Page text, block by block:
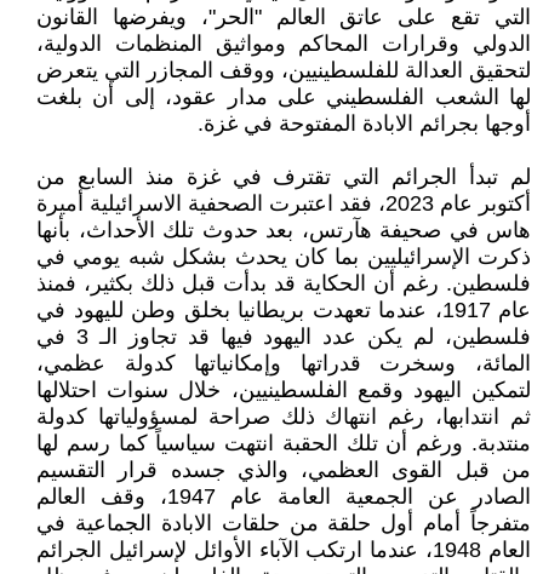
التي تقع على عاتق العالم "الحر"، ويفرضها القانون
الدولي وقرارات المحاكم ومواثيق المنظمات الدولية،
لتحقيق العدالة للفلسطينيين، ووقف المجازر التي يتعرض
لها الشعب الفلسطيني على مدار عقود، إلى أن بلغت
أوجها بجرائم الابادة المفتوحة في غزة.
لم تبدأ الجرائم التي تقترف في غزة منذ السابع من
أكتوبر عام 2023، فقد اعتبرت الصحفية الاسرائيلية أميرة
هاس في صحيفة هآرتس، بعد حدوث تلك الأحداث، بأنها
ذكرت الإسرائيليين بما كان يحدث بشكل شبه يومي في
فلسطين. رغم أن الحكاية قد بدأت قبل ذلك بكثير، فمنذ
عام 1917، عندما تعهدت بريطانيا بخلق وطن لليهود في
فلسطين، لم يكن عدد اليهود فيها قد تجاوز الـ 3 في
المائة، وسخرت قدراتها وإمكانياتها كدولة عظمي،
لتمكين اليهود وقمع الفلسطينيين، خلال سنوات احتلالها
ثم انتدابها، رغم انتهاك ذلك صراحة لمسؤولياتها كدولة
منتدبة. ورغم أن تلك الحقبة انتهت سياسياً كما رسم لها
من قبل القوى العظمي، والذي جسده قرار التقسيم
الصادر عن الجمعية العامة عام 1947، وقف العالم
متفرجاً أمام أول حلقة من حلقات الابادة الجماعية في
العام 1948، عندما ارتكب الآباء الأوائل لإسرائيل الجرائم